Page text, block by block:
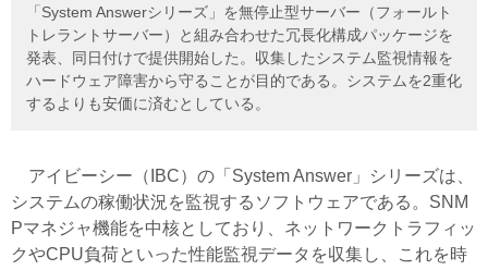
「System Answerシリーズ」を無停止型サーバー（フォールト
トレラントサーバー）と組み合わせた冗長化構成パッケージを
発表、同日付けで提供開始した。収集したシステム監視情報を
ハードウェア障害から守ることが目的である。システムを2重化
するよりも安価に済むとしている。
アイビーシー（IBC）の「System Answer」シリーズは、
システムの稼働状況を監視するソフトウェアである。SNM
Pマネジャ機能を中核としており、ネットワークトラフィッ
クやCPU負荷といった性能監視データを収集し、これを時